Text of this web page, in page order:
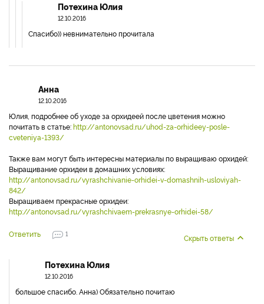
Потехина Юлия
12.10.2016
Спасибо)) невнимательно прочитала
Анна
12.10.2016
Юлия, подробнее об уходе за орхидеей после цветения можно
почитать в статье:http://antonovsad.ru/uhod-za-orhideey-posle-
cveteniya-1393/
Также вам могут быть интересны материалы по выращиваю орхидей:
Выращивание орхидеи в домашних условиях:
http://antonovsad.ru/vyrashchivanie-orhidei-v-domashnih-usloviyah-
842/
Выращиваем прекрасные орхидеи:
http://antonovsad.ru/vyrashchivaem-prekrasnye-orhidei-58/
Ответить 1 Скрыть ответы
Потехина Юлия
12.10.2016
большое спасибо. Анна) Обязательно почитаю